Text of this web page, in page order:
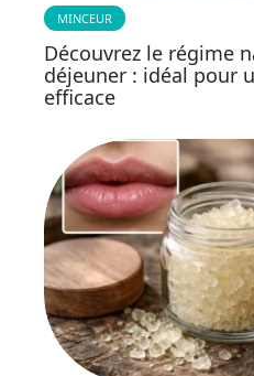
MINCEUR
Découvrez le régime
déjeuner : idéal pour
efficace